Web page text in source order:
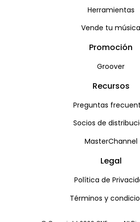
Herramientas
Vende tu música
Promoción
Groover
Recursos
Preguntas
Socios de
MasterChannel
Legal
Política de
Términos y